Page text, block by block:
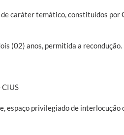
caráter temático, constituídos por
(02) anos, permitida a recondução.
espaço privilegiado de interlocução